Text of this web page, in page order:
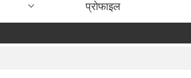
प्रोफाइल